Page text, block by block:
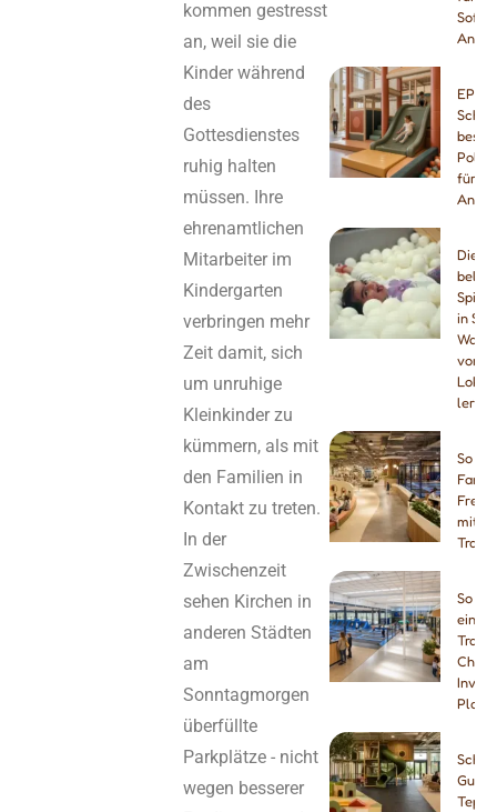
kommen gestresst
an, weil sie die
Kinder während
des
Gottesdienstes
ruhig halten
müssen. Ihre
ehrenamtlichen
Mitarbeiter im
Kindergarten
verbringen mehr
Zeit damit, sich
um unruhige
Kleinkinder zu
kümmern, als mit
den Familien in
Kontakt zu treten.
In der
Zwischenzeit
sehen Kirchen in
anderen Städten
am
Sonntagmorgen
überfüllte
Parkplätze - nicht
wegen besserer
EPE,
für
Die 8
in
Was
von
So
mit
So
einen